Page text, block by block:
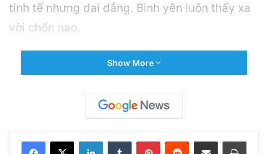
tinh tế nhưng dai dẳng. Bình yên luôn thấy xa
vời chốn nao.
Tư duy tích cực để có làn da sạch mụn
January 20, 2026
Lắng nghe tiếng nói nội tâm để nhận diện
Show More
LinkedInTumblr PinterestReddit Share via Email Print